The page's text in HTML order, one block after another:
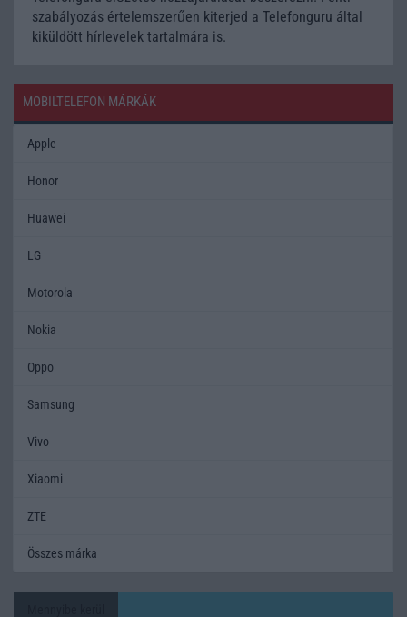
szabályozás értelemszerűen kiterjed a Telefonguru által
kiküldött hírlevelek tartalmára is.
MOBILTELEFON MÁRKÁK
Apple
Honor
Huawei
LG
Motorola
Nokia
Oppo
Samsung
Vivo
Xiaomi
ZTE
Összes márka